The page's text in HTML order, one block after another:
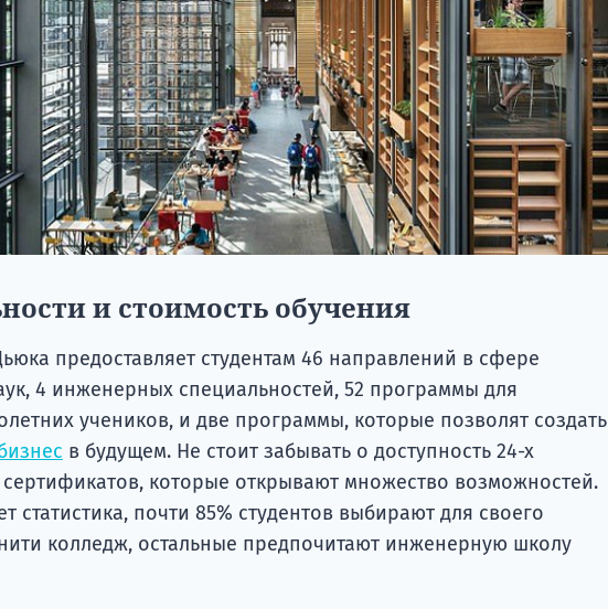
и стоимость обучения
предоставляет студентам 46 направлений в сфере
4 инженерных специальностей, 52 программы для
учеников, и две программы, которые позволят создать
в будущем. Не стоит забывать о доступность 24-х
которые открывают множество возможностей.
статистика, почти 85% студентов выбирают для своего
колледж, остальные предпочитают инженерную школу